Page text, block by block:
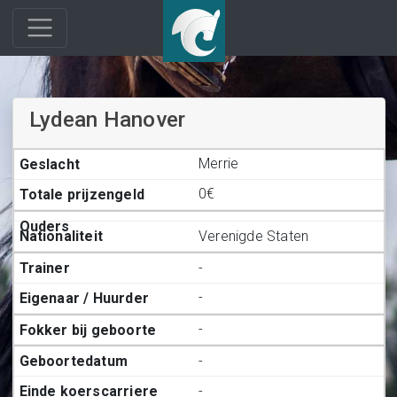
Lydean Hanover
Merrie
0€
Verenigde Staten
-
-
-
-
-